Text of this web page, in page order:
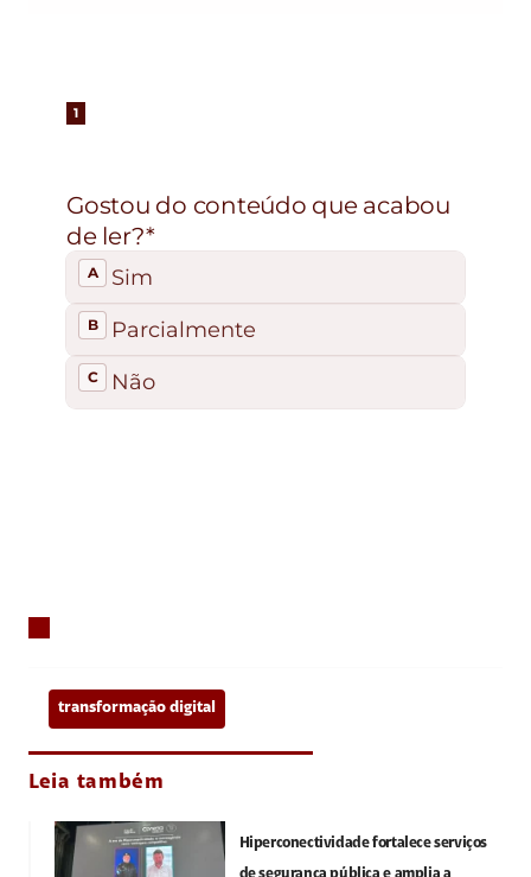
transformação digital
Leia também
Hiperconectividade fortalece serviços